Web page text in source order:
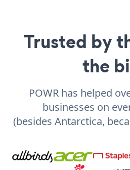
Trusted by
the
POWR has helped
businesses on
(besides Antarctica,